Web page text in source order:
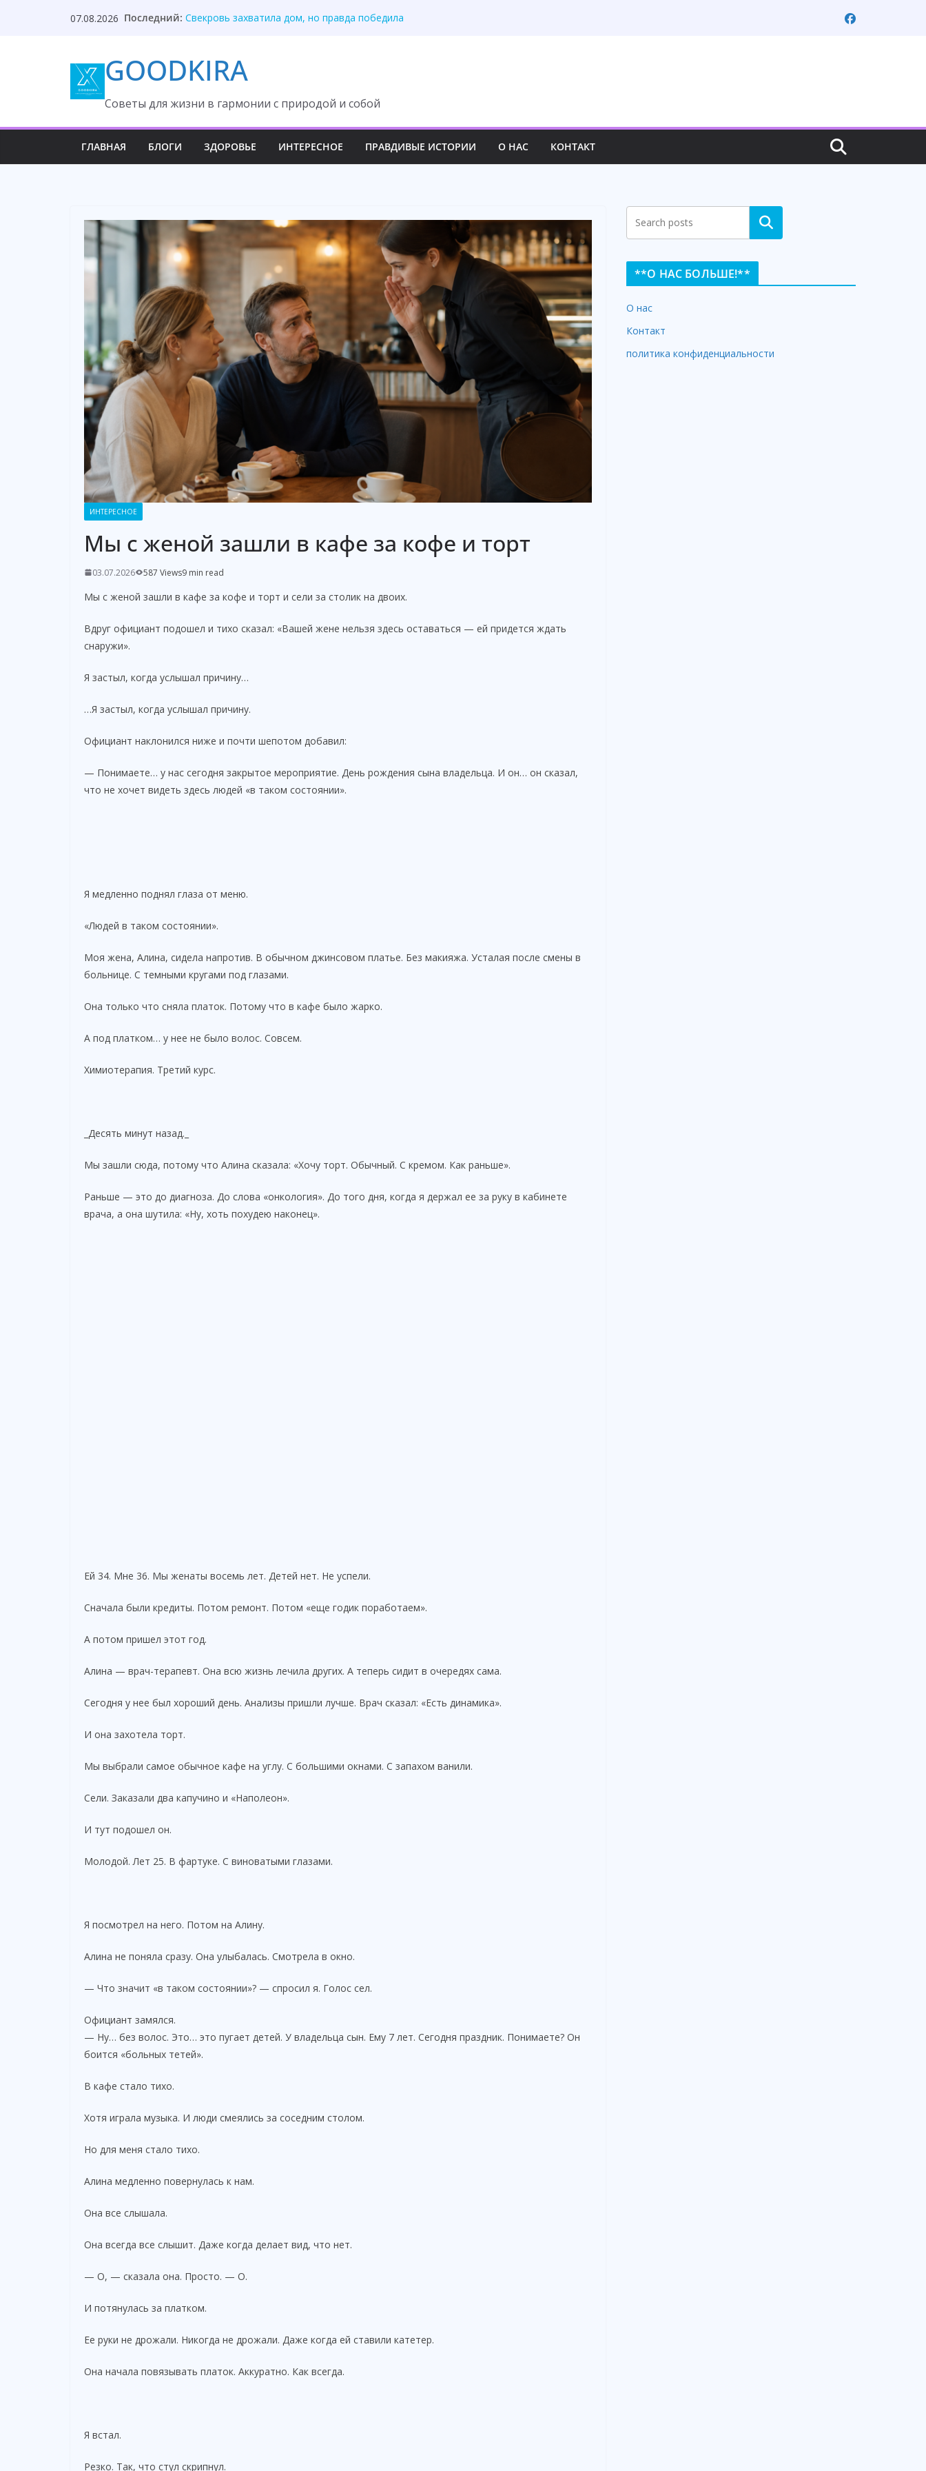
07.08.2026 Последний: Свекровь захватила дом, но правда победила
Один звонок изменил решение о разводе
Один звонок адвоката спас родных людей
GOODKIRA
Cоветы для жизни в гармонии с природой и собой
ГЛАВНАЯ БЛОГИ ЗДОРОВЬЕ ИНТЕРЕСНОЕ ПРАВДИВЫЕ ИСТОРИИ О НАС КОНТАКТ
ИНТЕРЕСНОЕ
Мы с женой зашли в кафе за кофе и торт
03.07.2026 587 Views9 min read
Мы с женой зашли в кафе за кофе и торт и сели за столик на двоих.
Вдруг официант подошел и тихо сказал: «Вашей жене нельзя здесь оставаться — ей придется ждать
снаружи».
Я застыл, когда услышал причину…
…Я застыл, когда услышал причину.
Официант наклонился ниже и почти шепотом добавил:
— Понимаете… у нас сегодня закрытое мероприятие. День рождения сына владельца. И он… он сказал,
что не хочет видеть здесь людей «в таком состоянии».
Я медленно поднял глаза от меню.
«Людей в таком состоянии».
Моя жена, Алина, сидела напротив. В обычном джинсовом платье. Без макияжа. Усталая после смены в
больнице. С темными кругами под глазами.
Она только что сняла платок. Потому что в кафе было жарко.
А под платком… у нее не было волос. Совсем.
Химиотерапия. Третий курс.
_Десять минут назад._
Мы зашли сюда, потому что Алина сказала: «Хочу торт. Обычный. С кремом. Как раньше».
Раньше — это до диагноза. До слова «онкология». До того дня, когда я держал ее за руку в кабинете
врача, а она шутила: «Ну, хоть похудею наконец».
Ей 34. Мне 36. Мы женаты восемь лет. Детей нет. Не успели.
Сначала были кредиты. Потом ремонт. Потом «еще годик поработаем».
А потом пришел этот год.
Алина — врач-терапевт. Она всю жизнь лечила других. А теперь сидит в очередях сама.
Сегодня у нее был хороший день. Анализы пришли лучше. Врач сказал: «Есть динамика».
И она захотела торт.
Мы выбрали самое обычное кафе на углу. С большими окнами. С запахом ванили.
Сели. Заказали два капучино и «Наполеон».
И тут подошел он.
Молодой. Лет 25. В фартуке. С виноватыми глазами.
Я посмотрел на него. Потом на Алину.
Алина не поняла сразу. Она улыбалась. Смотрела в окно.
— Что значит «в таком состоянии»? — спросил я. Голос сел.
Официант замялся.
— Ну… без волос. Это… это пугает детей. У владельца сын. Ему 7 лет. Сегодня праздник. Понимаете? Он
боится «больных тетей».
В кафе стало тихо.
Хотя играла музыка. И люди смеялись за соседним столом.
Но для меня стало тихо.
Алина медленно повернулась к нам.
Она все слышала.
Она всегда все слышит. Даже когда делает вид, что нет.
— О, — сказала она. Просто. — О.
И потянулась за платком.
Ее руки не дрожали. Никогда не дрожали. Даже когда ей ставили катетер.
Она начала повязывать платок. Аккуратно. Как всегда.
Я встал.
Резко. Так, что стул скрипнул.
Search
**О НАС БОЛЬШЕ!**
О нас
Контакт
политика конфиденциальности